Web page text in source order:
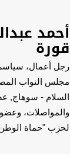
أحمد
قورة
رجل أعمال،
مجلس النواب
السلام - سوهاج,
والمواصلات، وعضو
لحزب "حماة